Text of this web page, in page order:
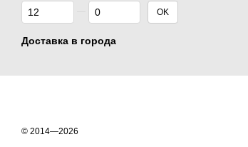
От Гарантийный срок, мес.
До Гарантийный срок, мес. OK
Доставка в города
© 2014—2026